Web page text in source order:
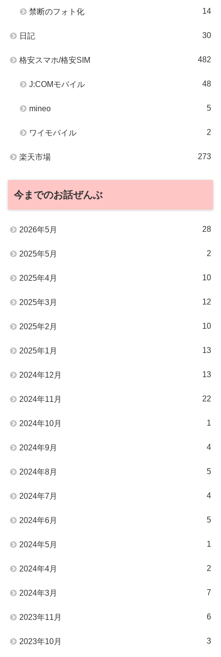
禁断のフォト化 14
日記 30
格安スマホ/格安SIM 482
J:COMモバイル 48
mineo 5
ワイモバイル 2
楽天市場 273
今までのお話ぜんぶ
2026年5月 28
2025年5月 2
2025年4月 10
2025年3月 12
2025年2月 10
2025年1月 13
2024年12月 13
2024年11月 22
2024年10月 1
2024年9月 4
2024年8月 5
2024年7月 4
2024年6月 5
2024年5月 1
2024年4月 2
2024年3月 7
2023年11月 6
2023年10月 3